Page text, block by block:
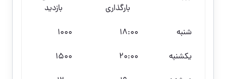
بارگذاری
بازدید
شنبه
18:00
1000
یکشنبه
20:00
1500